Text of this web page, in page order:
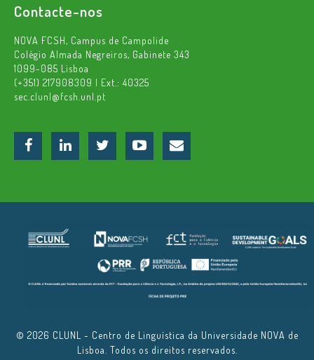
Contacte-nos
NOVA FCSH, Campus de Campolide
Colégio Almada Negreiros, Gabinete 343
1099-085 Lisboa
(+351) 217908309 | Ext.: 40325
sec.clunl@fcsh.unl.pt
© 2026 CLUNL - Centro de Linguística da Universidade NOVA de
Lisboa. Todos os direitos reservados.